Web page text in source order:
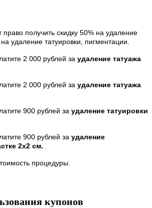
право получить скидку 50% на удаление
удаление татуировки, пигментации.
2 000 рублей за удаление татуажа
2 000 рублей за удаление татуажа
900 рублей за удаление татуировки
900 рублей за удаление
2х2 см.
процедуры.
купонов